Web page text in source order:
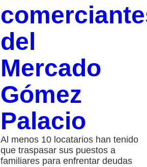
del
Mercado
Gómez
Palacio
Al menos 10 locatarios han tenido
que traspasar sus puestos a
familiares para enfrentar deudas